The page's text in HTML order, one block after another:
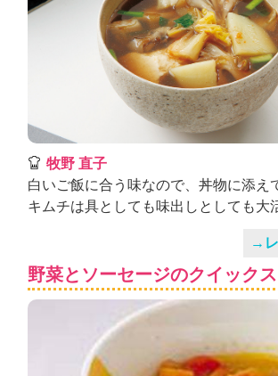
牧野 直子
白いご飯に合う味なので、丼物に添え
キムチは具としても味出しとしても大
→
野菜とソーセージのクイック